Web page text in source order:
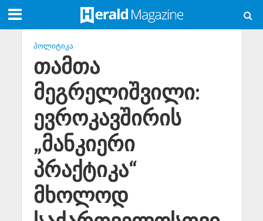
ᲞᲝᲚᲘᲢᲘᲙᲐ
თამთა
მეგრელიშვილი:
ევროკავშირის
„მანკიერი
პრაქტიკა“
მხოლოდ